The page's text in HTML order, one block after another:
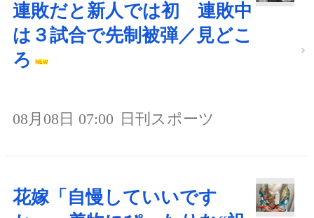
連敗だと新人では初 連敗中
は３試合で先制被弾／見どこ
ろ
08月08日 07:00 日刊スポーツ
花嫁「自慢していいです